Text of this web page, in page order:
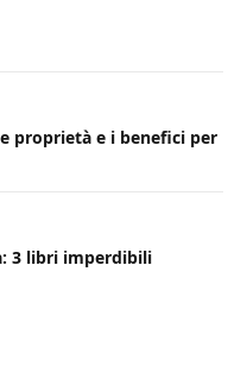
proprietà e i benefici per
3 libri imperdibili